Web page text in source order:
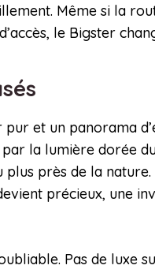
Même si la
le Bigster
et un panorama
la lumière dorée
près de la
précieux, une
Pas de luxe